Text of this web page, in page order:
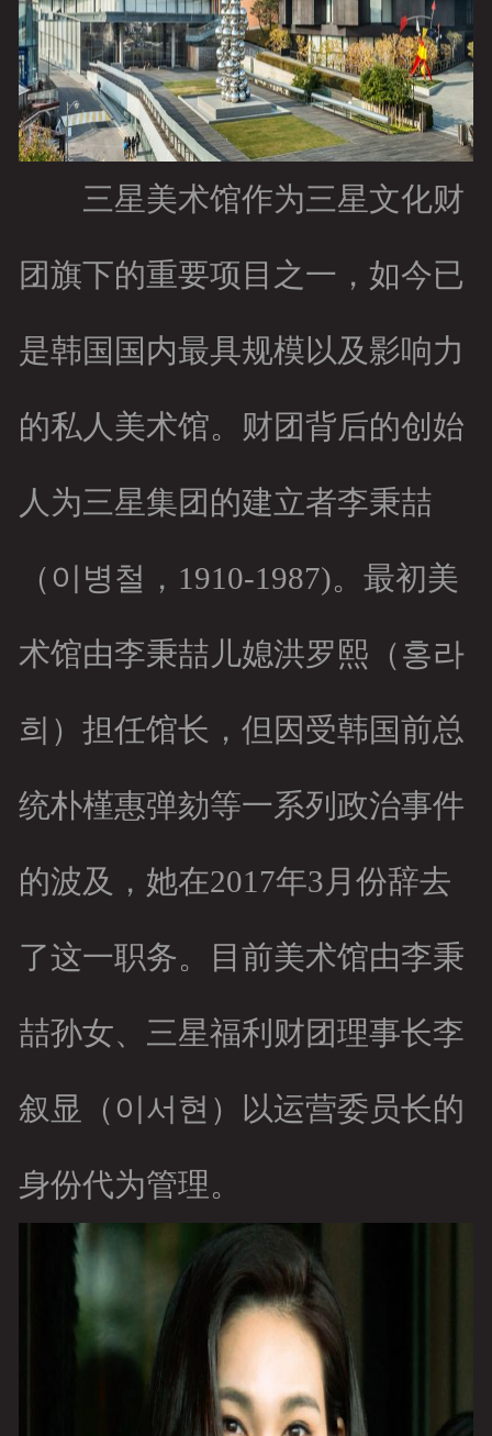
三星美术馆作为三星文化财
团旗下的重要项目之一，如今已
是韩国国内最具规模以及影响力
的私人美术馆。财团背后的创始
人为三星集团的建立者李秉喆
（이병철，1910-1987)。最初美
术馆由李秉喆儿媳洪罗熙（홍라
희）担任馆长，但因受韩国前总
统朴槿惠弹劾等一系列政治事件
的波及，她在2017年3月份辞去
了这一职务。目前美术馆由李秉
喆孙女、三星福利财团理事长李
叙显（이서현）以运营委员长的
身份代为管理。